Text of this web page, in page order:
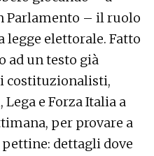
Parlamento – il ruolo
legge elettorale. Fatto
ad un testo già
costituzionalisti,
e Forza Italia a
per provare a
dettagli dove